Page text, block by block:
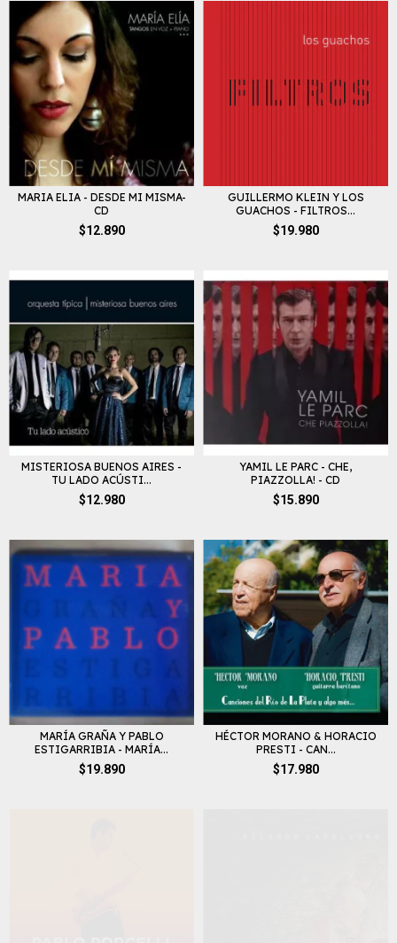
MARIA ELIA - DESDE MI MISMA-
CD
$12.890
GUILLERMO KLEIN Y LOS
GUACHOS - FILTROS...
$19.980
MISTERIOSA BUENOS AIRES -
TU LADO ACÚSTI...
$12.980
YAMIL LE PARC - CHE,
PIAZZOLLA! - CD
$15.890
MARÍA GRAÑA Y PABLO
ESTIGARRIBIA - MARÍA...
$19.890
HÉCTOR MORANO & HORACIO
PRESTI - CAN...
$17.980